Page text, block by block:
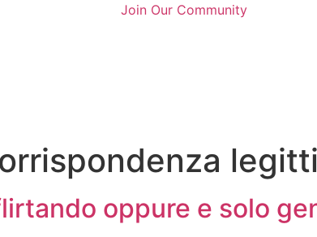
Join Our Community
oppure e solo